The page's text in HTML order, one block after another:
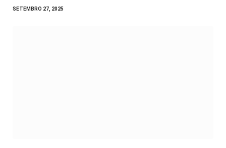
SETEMBRO 27, 2025